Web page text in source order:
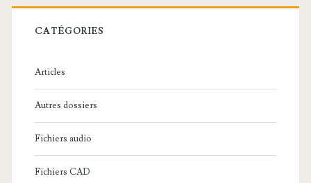
r
c
:
CATÉGORIES
Articles
Autres dossiers
Fichiers audio
Fichiers CAD